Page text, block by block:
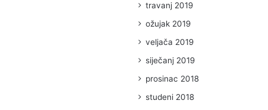
travanj 2019
ožujak 2019
veljača 2019
siječanj 2019
prosinac 2018
studeni 2018